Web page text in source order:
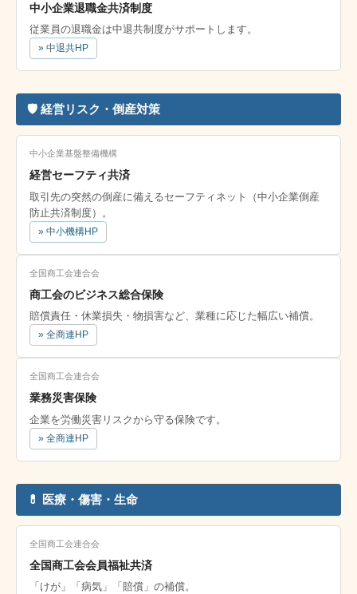
中小企業退職金共済制度
従業員の退職金は中退共制度がサポートします。
» 中退共HP
🛡 経営リスク・倒産対策
中小企業基盤整備機構
経営セーフティ共済
取引先の突然の倒産に備えるセーフティネット（中小企業倒産
防止共済制度）。
» 中小機構HP
全国商工会連合会
商工会のビジネス総合保険
賠償責任・休業損失・物損害など、業種に応じた幅広い補償。
» 全商連HP
全国商工会連合会
業務災害保険
企業を労働災害リスクから守る保険です。
» 全商連HP
💊 医療・傷害・生命
全国商工会連合会
全国商工会会員福祉共済
「けが」「病気」「賠償」の補償。